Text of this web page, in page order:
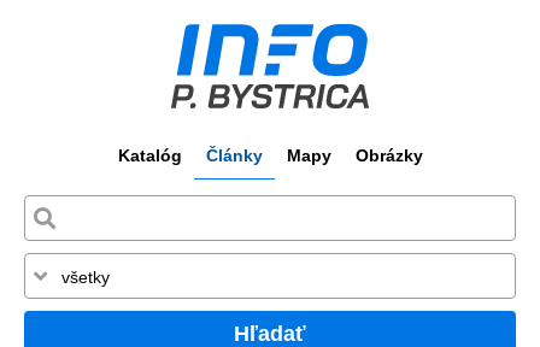
Katalóg Články Mapy Obrázky
Hľadať